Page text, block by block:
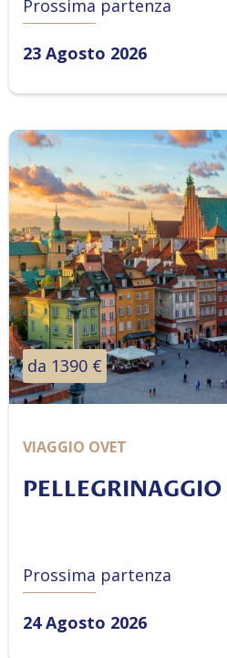
Prossima partenza
23 Agosto 2026
da 1390 €
VIAGGIO OVET
Prossima partenza
24 Agosto 2026